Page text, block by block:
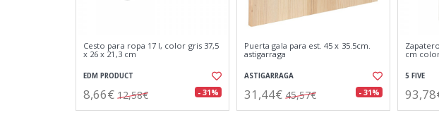
Cesto para ropa 17 l, color gris 37,5
x 26 x 21,3 cm
EDM PRODUCT
8,66€ 12,58€ - 31%
Puerta gala para est. 45 x 35.5cm.
astigarraga
ASTIGARRAGA
31,44€ 45,57€ - 31%
cm
5 FIVE